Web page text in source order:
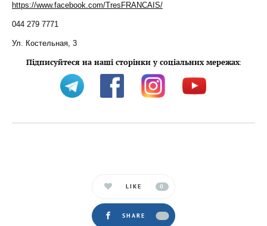
https://www.facebook.com/TresFRANCAIS/
044 279 7771
Ул. Костельная, 3
Підписуйтеся на наші сторінки у соціальних мережах:
LIKE 0
SHARE